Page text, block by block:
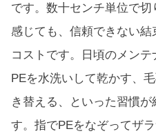
です。数十センチ単位で切
感じても、信頼できない
コストです。日頃のメン
PEを水洗いして乾かす、
き替える、といった習慣
す。指でPEをなぞってザ